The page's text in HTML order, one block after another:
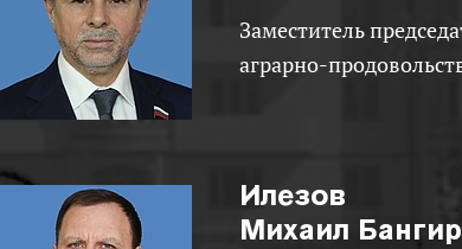
Заместитель председателя Комитета Совета Федерации по
аграрно-
Илезов
Михаил